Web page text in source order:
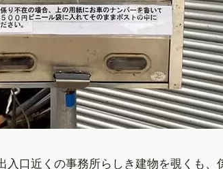
入口近くの事務所らしき建物を覗くも、